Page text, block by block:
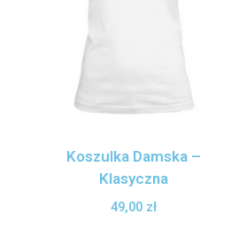
Koszulka Damska –
Klasyczna
49,00 zł